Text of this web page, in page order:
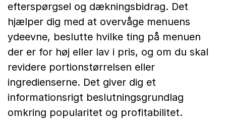
efterspørgsel og dækningsbidrag. Det
hjælper dig med at overvåge menuens
ydeevne, beslutte hvilke ting på menuen
der er for høj eller lav i pris, og om du skal
revidere portionstørrelsen eller
ingredienserne. Det giver dig et
informationsrigt beslutningsgrundlag
omkring popularitet og profitabilitet.